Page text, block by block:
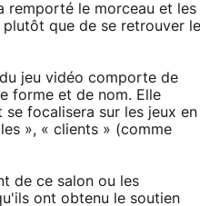
remporté le morceau et les
que de se retrouver le
jeu vidéo comporte de
forme et de nom. Elle
focalisera sur les jeux en
», « clients » (comme
de ce salon ou les
ont obtenu le soutien